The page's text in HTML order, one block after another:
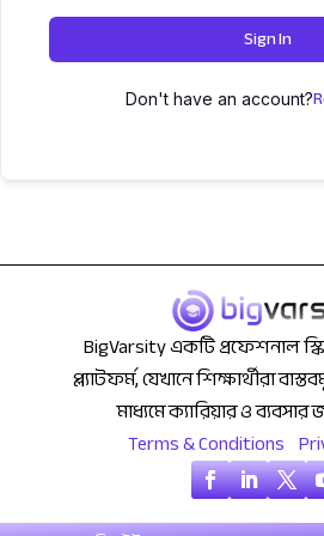
Sign In
Don't have an account?
BigVarsity একটি প্রফেশনাল
প্ল্যাটফর্ম, যেখানে শিক্ষার্থীরা
মাধ্যমে ক্যারিয়ার ও ব্যবসার
Terms & Conditions